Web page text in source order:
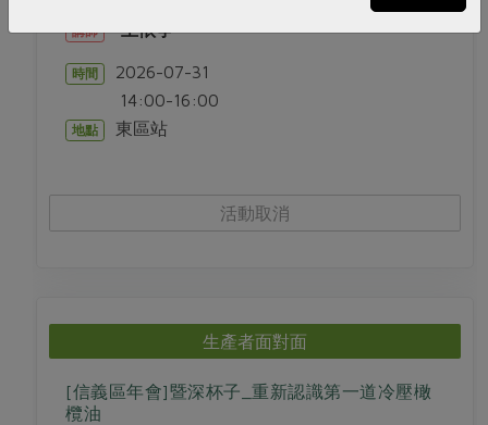
講師 王依亭
時間 2026-07-31
14:00-16:00
地點 東區站
活動取消
生產者面對面
[信義區年會]暨深杯子_重新認識第一道冷壓橄
欖油